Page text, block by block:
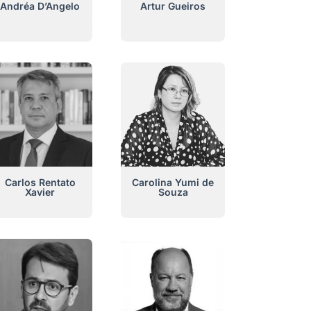
Andréa D’Angelo Artur Gueiros
Carlos Rentato
Xavier
Carolina Yumi de
Souza